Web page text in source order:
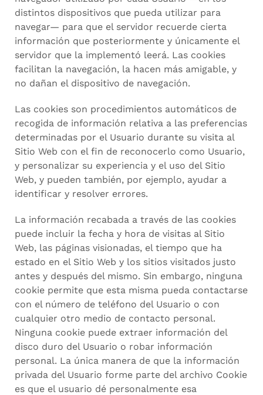
distintos dispositivos que pueda utilizar para
navegar— para que el servidor recuerde cierta
información que posteriormente y únicamente el
servidor que la implementó leerá. Las cookies
facilitan la navegación, la hacen más amigable, y
no dañan el dispositivo de navegación.
Las cookies son procedimientos automáticos de
recogida de información relativa a las preferencias
determinadas por el Usuario durante su visita al
Sitio Web con el fin de reconocerlo como Usuario,
y personalizar su experiencia y el uso del Sitio
Web, y pueden también, por ejemplo, ayudar a
identificar y resolver errores.
La información recabada a través de las cookies
puede incluir la fecha y hora de visitas al Sitio
Web, las páginas visionadas, el tiempo que ha
estado en el Sitio Web y los sitios visitados justo
antes y después del mismo. Sin embargo, ninguna
cookie permite que esta misma pueda contactarse
con el número de teléfono del Usuario o con
cualquier otro medio de contacto personal.
Ninguna cookie puede extraer información del
disco duro del Usuario o robar información
personal. La única manera de que la información
privada del Usuario forme parte del archivo Cookie
es que el usuario dé personalmente esa